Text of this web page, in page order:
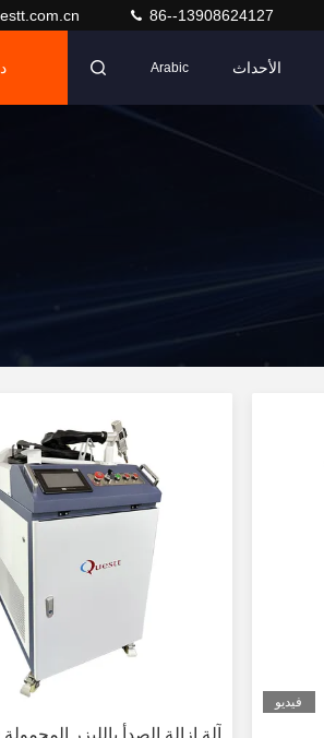
86--13908624127
الأحداث Arabic
فيديو